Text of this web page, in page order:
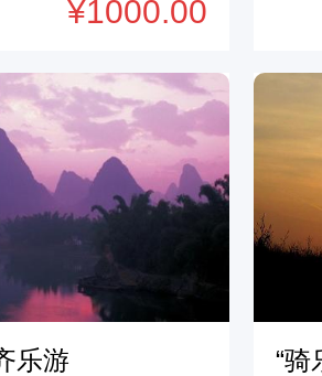
¥1000.00
乐游 “骑